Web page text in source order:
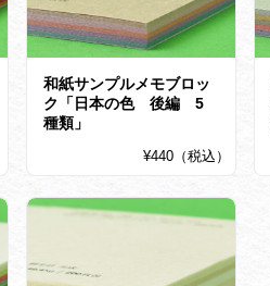
和紙サンプルメモブロッ
ク「日本の色 後編 5
種類」
¥440（税込）